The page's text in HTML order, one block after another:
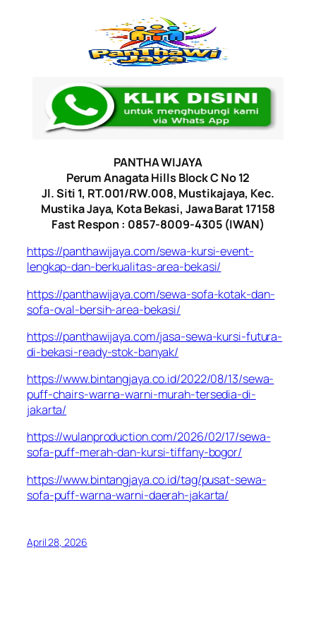
PANTHA WIJAYA
Perum Anagata Hills Block C No 12
Jl. Siti 1, RT.001/RW.008, Mustikajaya, Kec.
Mustika Jaya, Kota Bekasi, Jawa Barat 17158
Fast Respon : 0857-8009-4305 (IWAN)
https://panthawijaya.com/sewa-kursi-event-
lengkap-dan-berkualitas-area-bekasi/
https://panthawijaya.com/sewa-sofa-kotak-dan-
sofa-oval-bersih-area-bekasi/
https://panthawijaya.com/jasa-sewa-kursi-futura-
di-bekasi-ready-stok-banyak/
https://www.bintangjaya.co.id/2022/08/13/sewa-
puff-chairs-warna-warni-murah-tersedia-di-
jakarta/
https://wulanproduction.com/2026/02/17/sewa-
sofa-puff-merah-dan-kursi-tiffany-bogor/
https://www.bintangjaya.co.id/tag/pusat-sewa-
sofa-puff-warna-warni-daerah-jakarta/
April 28, 2026